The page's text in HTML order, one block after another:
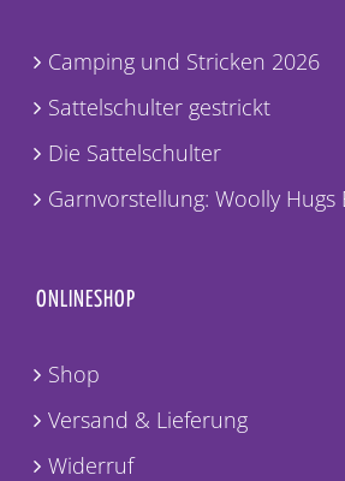
Camping und Stricken 2026
Sattelschulter gestrickt
Die Sattelschulter
Garnvorstellung: Woolly Hugs
ONLINESHOP
Shop
Versand & Lieferung
Widerruf